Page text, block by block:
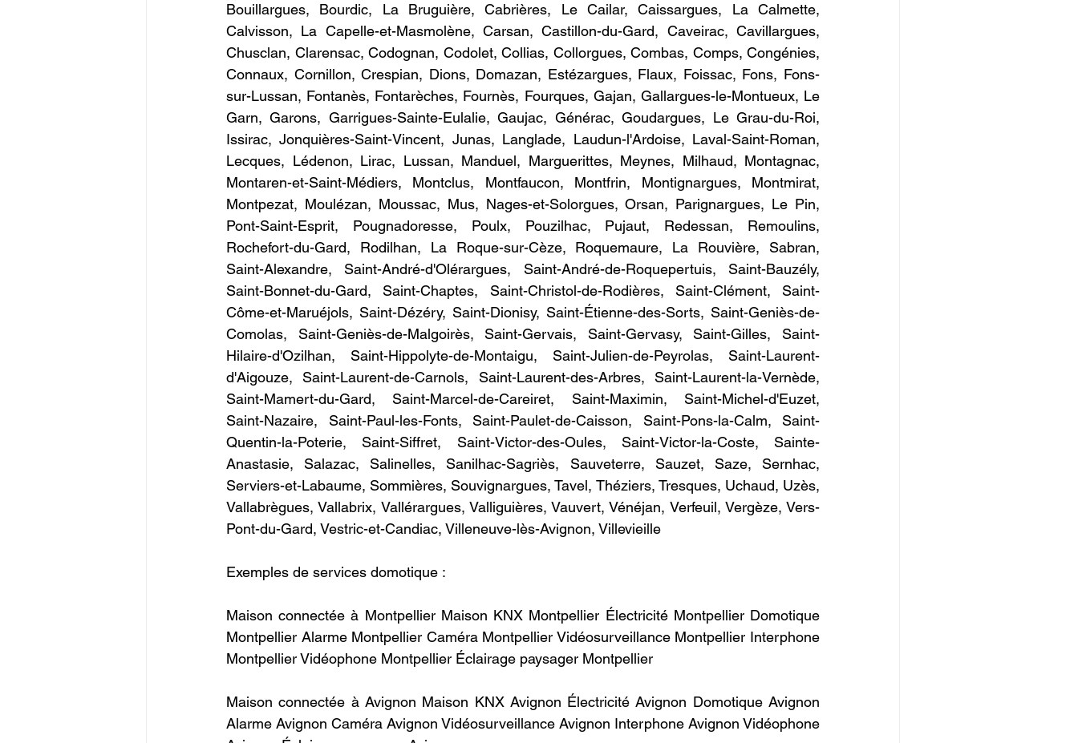
Bouillargues, Bourdic, La Bruguière, Cabrières, Le Cailar, Caissargues, La Calmette,
Calvisson, La Capelle-et-Masmolène, Carsan, Castillon-du-Gard, Caveirac, Cavillargues,
Chusclan, Clarensac, Codognan, Codolet, Collias, Collorgues, Combas, Comps, Congénies,
Connaux, Cornillon, Crespian, Dions, Domazan, Estézargues, Flaux, Foissac, Fons, Fons-
sur-Lussan, Fontanès, Fontarèches, Fournès, Fourques, Gajan, Gallargues-le-Montueux, Le
Garn, Garons, Garrigues-Sainte-Eulalie, Gaujac, Générac, Goudargues, Le Grau-du-Roi,
Issirac, Jonquières-Saint-Vincent, Junas, Langlade, Laudun-l'Ardoise, Laval-Saint-Roman,
Lecques, Lédenon, Lirac, Lussan, Manduel, Marguerittes, Meynes, Milhaud, Montagnac,
Montaren-et-Saint-Médiers, Montclus, Montfaucon, Montfrin, Montignargues, Montmirat,
Montpezat, Moulézan, Moussac, Mus, Nages-et-Solorgues, Orsan, Parignargues, Le Pin,
Pont-Saint-Esprit, Pougnadoresse, Poulx, Pouzilhac, Pujaut, Redessan, Remoulins,
Rochefort-du-Gard, Rodilhan, La Roque-sur-Cèze, Roquemaure, La Rouvière, Sabran,
Saint-Alexandre, Saint-André-d'Olérargues, Saint-André-de-Roquepertuis, Saint-Bauzély,
Saint-Bonnet-du-Gard, Saint-Chaptes, Saint-Christol-de-Rodières, Saint-Clément, Saint-
Côme-et-Maruéjols, Saint-Dézéry, Saint-Dionisy, Saint-Étienne-des-Sorts, Saint-Geniès-de-
Comolas, Saint-Geniès-de-Malgoirès, Saint-Gervais, Saint-Gervasy, Saint-Gilles, Saint-
Hilaire-d'Ozilhan, Saint-Hippolyte-de-Montaigu, Saint-Julien-de-Peyrolas, Saint-Laurent-
d'Aigouze, Saint-Laurent-de-Carnols, Saint-Laurent-des-Arbres, Saint-Laurent-la-Vernède,
Saint-Mamert-du-Gard, Saint-Marcel-de-Careiret, Saint-Maximin, Saint-Michel-d'Euzet,
Saint-Nazaire, Saint-Paul-les-Fonts, Saint-Paulet-de-Caisson, Saint-Pons-la-Calm, Saint-
Quentin-la-Poterie, Saint-Siffret, Saint-Victor-des-Oules, Saint-Victor-la-Coste, Sainte-
Anastasie, Salazac, Salinelles, Sanilhac-Sagriès, Sauveterre, Sauzet, Saze, Sernhac,
Serviers-et-Labaume, Sommières, Souvignargues, Tavel, Théziers, Tresques, Uchaud, Uzès,
Vallabrègues, Vallabrix, Vallérargues, Valliguières, Vauvert, Vénéjan, Verfeuil, Vergèze, Vers-
Pont-du-Gard, Vestric-et-Candiac, Villeneuve-lès-Avignon, Villevieille
Exemples de services domotique :
Maison connectée à Montpellier Maison KNX Montpellier Électricité Montpellier Domotique
Montpellier Alarme Montpellier Caméra Montpellier Vidéosurveillance Montpellier Interphone
Montpellier Vidéophone Montpellier Éclairage paysager Montpellier ​
Maison connectée à Avignon Maison KNX Avignon Électricité Avignon Domotique Avignon
Alarme Avignon Caméra Avignon Vidéosurveillance Avignon Interphone Avignon Vidéophone